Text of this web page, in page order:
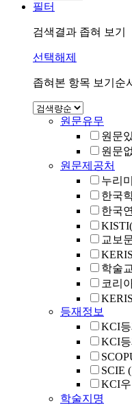
필터
검색결과 좁혀 보기
선택해제
좁혀본 항목 보기순
원문유무
원문
원문
원문제공처
누리
한국
한국
교보
학술
코리
등재정보
KCI등
KCI
SCIE
KCI
학술지명